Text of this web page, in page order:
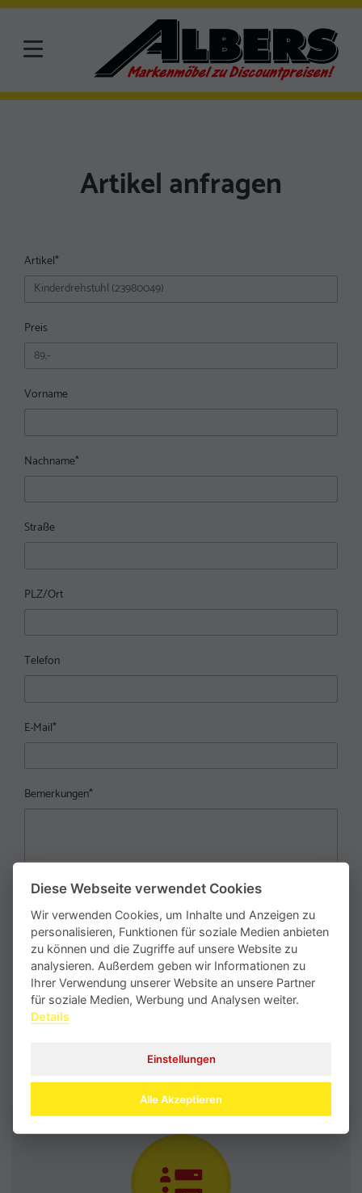
Artikel anfragen
Artikel*
Preis
Vorname
Nachname*
Straße
PLZ/Ort
Telefon
E-Mail*
Bemerkungen*
Mit dem Absenden erklären Sie sich mit der Verarbeitung Ihrer
personenbezogenen Daten gemäß unsererDatenschutzerklärung
einverstanden.
Diese Webseite verwendet Cookies
Wir verwenden Cookies, um Inhalte und Anzeigen zu
personalisieren, Funktionen für soziale Medien anbieten
zu können und die Zugriffe auf unsere Website zu
analysieren. Außerdem geben wir Informationen zu
Ihrer Verwendung unserer Website an unsere Partner
für soziale Medien, Werbung und Analysen weiter.
Details
Einstellungen
Alle Akzeptieren